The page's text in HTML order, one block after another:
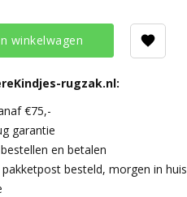
winkelwagen
rugzak.nl:
€75,-
garantie
en betalen
besteld, morgen in huis